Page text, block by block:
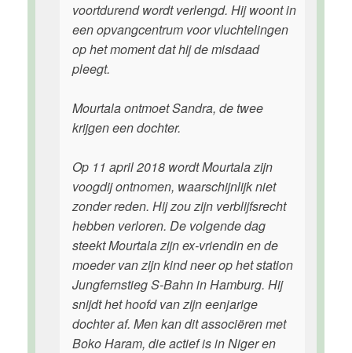
voortdurend wordt verlengd. Hij woont in
een opvangcentrum voor vluchtelingen
op het moment dat hij de misdaad
pleegt.
Mourtala ontmoet Sandra, de twee
krijgen een dochter.
Op 11 april 2018 wordt Mourtala zijn
voogdij ontnomen, waarschijnlijk niet
zonder reden. Hij zou zijn verblijfsrecht
hebben verloren. De volgende dag
steekt Mourtala zijn ex-vriendin en de
moeder van zijn kind neer op het station
Jungfernstieg S-Bahn in Hamburg. Hij
snijdt het hoofd van zijn eenjarige
dochter af. Men kan dit associëren met
Boko Haram, die actief is in Niger en